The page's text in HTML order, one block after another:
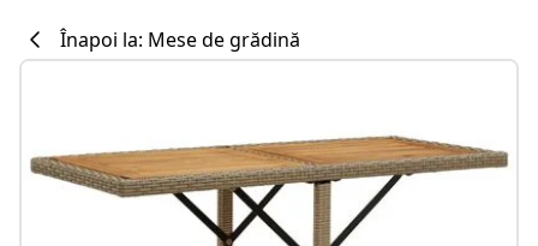
Înapoi la: Mese de grădină